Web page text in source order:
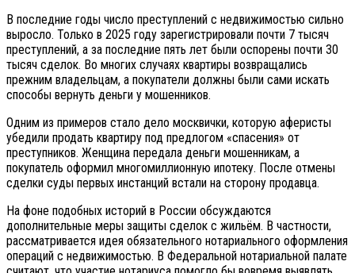
В последние годы число преступлений с недвижимостью сильно
выросло. Только в 2025 году зарегистрировали почти 7 тысяч
преступлений, а за последние пять лет были оспорены почти 30
тысяч сделок. Во многих случаях квартиры возвращались
прежним владельцам, а покупатели должны были сами искать
способы вернуть деньги у мошенников.
Одним из примеров стало дело москвички, которую аферисты
убедили продать квартиру под предлогом «спасения» от
преступников. Женщина передала деньги мошенникам, а
покупатель оформил многомиллионную ипотеку. После отмены
сделки суды первых инстанций встали на сторону продавца.
На фоне подобных историй в России обсуждаются
дополнительные меры защиты сделок с жильём. В частности,
рассматривается идея обязательного нотариального оформления
операций с недвижимостью. В Федеральной нотариальной палате